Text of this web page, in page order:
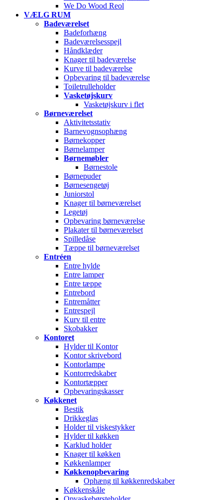
We Do Wood Reol
VÆLG RUM
Badeværelset
Badeforhæng
Badeværelsesspejl
Håndklæder
Knager til badeværelse
Kurve til badeværelse
Opbevaring til badeværelse
Toiletrulleholder
Vasketøjskurv
Vasketøjskurv i flet
Børneværelset
Aktivitetsstativ
Barnevognsophæng
Børnekopper
Børnelamper
Børnemøbler
Børnestole
Børnepuder
Børnesengetøj
Juniorstol
Knager til børneværelset
Legetøj
Opbevaring børneværelse
Plakater til børneværelset
Spilledåse
Tæppe til børneværelset
Entréen
Entre hylde
Entre lamper
Entre tæppe
Entrebord
Entremåtter
Entrespejl
Kurv til entre
Skobakker
Kontoret
Hylder til Kontor
Kontor skrivebord
Kontorlampe
Kontorredskaber
Kontortæpper
Opbevaringskasser
Køkkenet
Bestik
Drikkeglas
Holder til viskestykker
Hylder til køkken
Karklud holder
Knager til køkken
Køkkenlamper
Køkkenopbevaring
Ophæng til køkkenredskaber
Køkkenskåle